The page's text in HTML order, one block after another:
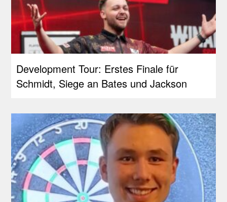
Development Tour: Erstes Finale für
Schmidt, Siege an Bates und Jackson